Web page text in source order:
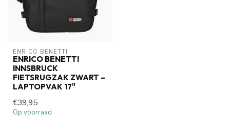
ENRICO BENETTI
ENRICO BENETTI
INNSBRUCK
FIETSRUGZAK ZWART –
LAPTOPVAK 17"
€39,95
Op voorraad